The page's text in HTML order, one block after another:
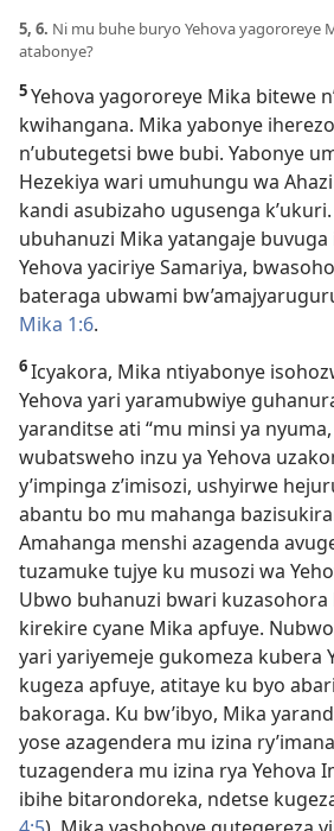
5, 6. Ni mu buhe buryo Yehova yagororeye
atabonye?
5Yehova yagororeye Mika bitewe
kwihangana. Mika yabonye
n’ubutegetsi bwe bubi. Yabonye
Hezekiya wari umuhungu wa
kandi asubizaho ugusenga
ubuhanuzi Mika yatangaje buvuga
Yehova yaciriye Samariya,
bateraga ubwami
Mika 1:6.
6Icyakora, Mika ntiyabonye
Yehova yari yaramubwiye
yaranditse ati “mu minsi ya
wubatsweho inzu ya Yehova
y’impinga z’imisozi, ushyirwe
abantu bo mu mahanga
Amahanga menshi azagenda
tuzamuke tujye ku musozi wa
Ubwo buhanuzi bwari kuzasohora
kirekire cyane Mika apfuye.
yari yariyemeje gukomeza kubera
kugeza apfuye, atitaye ku byo
bakoraga. Ku bw’ibyo, Mika
yose azagendera mu izina
tuzagendera mu izina rya Yehova
ibihe bitarondoreka, ndetse